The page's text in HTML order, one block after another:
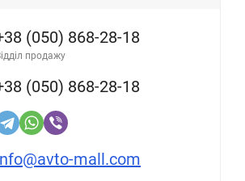
(050) 868-28-18
продажу
(050) 868-28-18
mall.com